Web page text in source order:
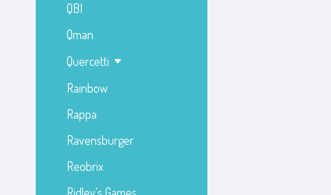
QBI
Qman
Quercetti
Rainbow
Rappa
Ravensburger
Reobrix